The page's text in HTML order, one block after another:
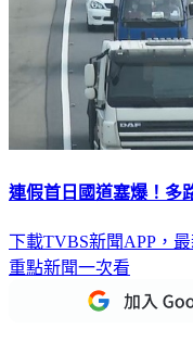
連假首日國道塞爆！
下載TVBS新聞APP，
重點新聞一次看